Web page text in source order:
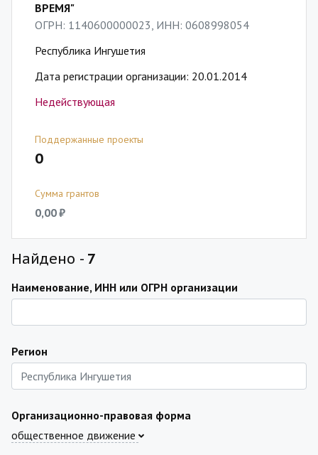
ВРЕМЯ"
ОГРН: 1140600000023, ИНН: 0608998054
Республика Ингушетия
Дата регистрации организации: 20.01.2014
Недействующая
Поддержанные проекты
0
Сумма грантов
0,00 ₽
Найдено - 7
Наименование, ИНН или ОГРН организации
Регион
Организационно-правовая форма
общественное движение